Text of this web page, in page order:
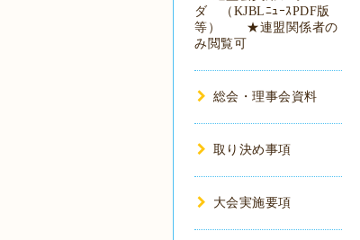
ダ （KJBLﾆｭｰｽPDF版
等） ★連盟関係者の
み閲覧可
総会・理事会資料
取り決め事項
大会実施要項